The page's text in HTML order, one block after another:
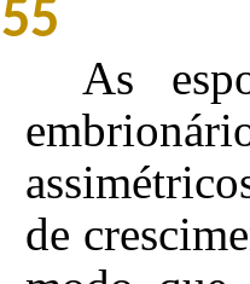
55
As
de